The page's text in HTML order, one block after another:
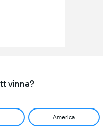
vinna?
America